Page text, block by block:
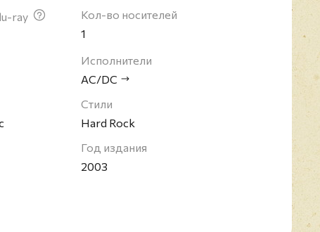
ray
Кол-во носителей
1
Исполнители
AC/DC
Стили
Hard Rock
Год издания
2003